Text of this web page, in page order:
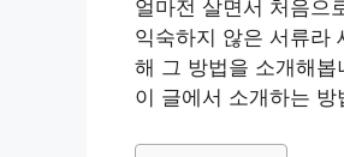
얼마전 살면서 처음으
익숙하지 않은 서류라
해 그 방법을 소개해봅
이 글에서 소개하는